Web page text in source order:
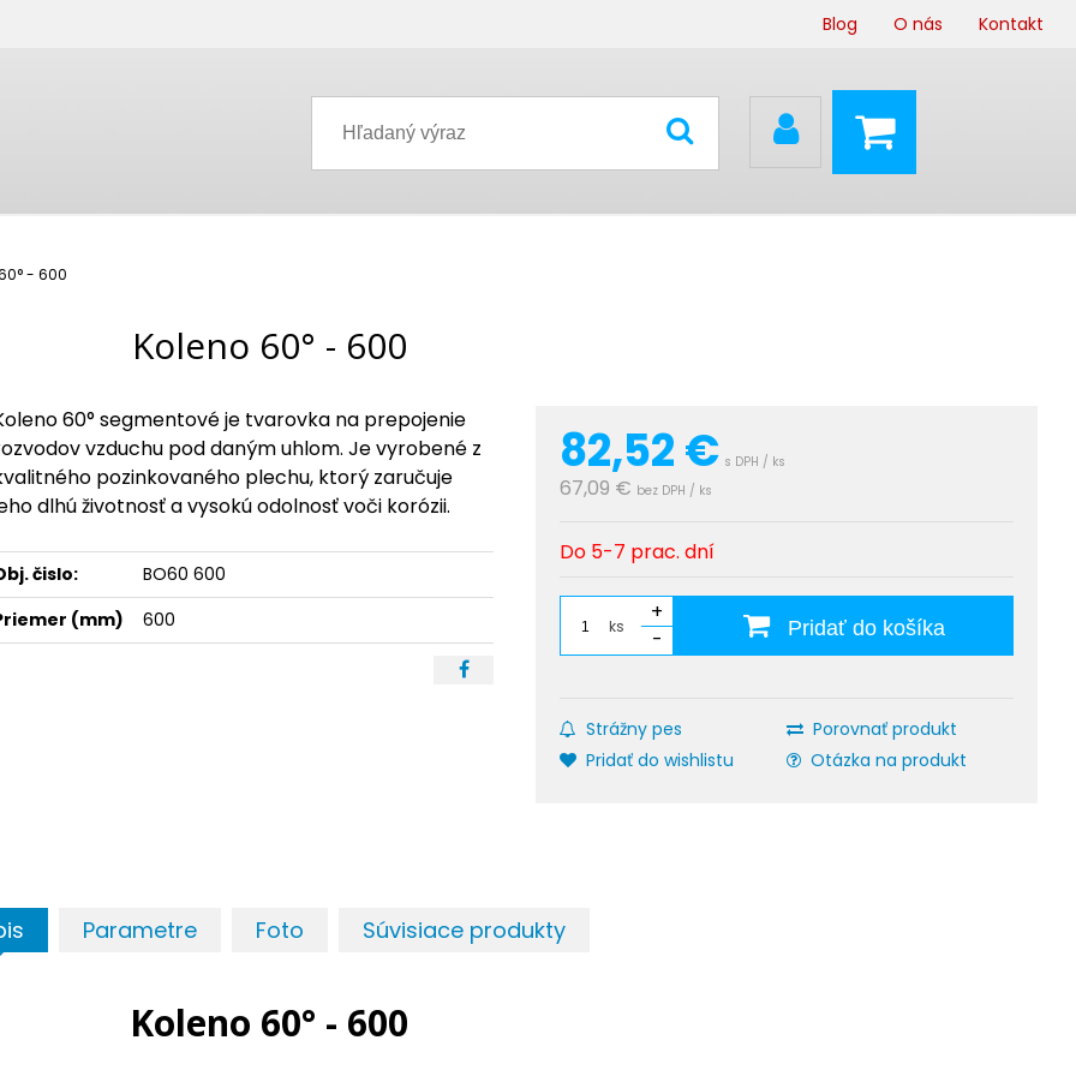
Blog O nás Kontakt
- 600
Koleno 60° - 600
82,52€ s DPH / ks
67,09 € bez DPH / ks
Do 5-7 prac. dní
ks
+
-
Pridať do košíka
Strážny pes
Porovnať produkt
Pridať do wishlistu
Otázka na produkt
60° segmentové je tvarovka na prepojenie
vzduchu pod daným uhlom. Je vyrobené z
pozinkovaného plechu, ktorý zaručuje
dlhú životnosť a vysokú odolnosť voči korózii.
čislo:
BO60 600
(mm)
600
Parametre Foto Súvisiace produkty
Koleno 60° - 600